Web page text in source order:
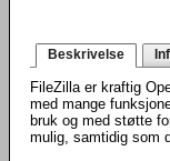
Beskrivelse
FileZilla er kraftig
med mange
bruk og med støtte
mulig, samtidig som